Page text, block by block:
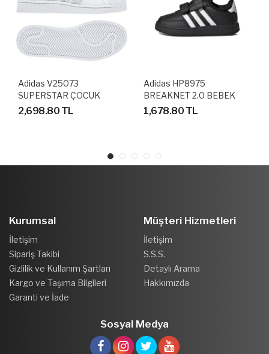
Adidas V25073
SUPERSTAR ÇOCUK
AYAKKABI
2,698.80 TL
Adidas HP8975
BREAKNET 2.0 BEBEK
SPOR AYAKKABI
1,678.80 TL
Kurumsal
İletişim
Sipariş Takibi
Gizlilik ve Kullanım Şartları
Kargo ve Taşıma Bilgileri
Garanti ve İade
Müşteri Hizmetleri
İletişim
S.S.S.
Detaylı Arama
Hakkımızda
Sosyal Medya